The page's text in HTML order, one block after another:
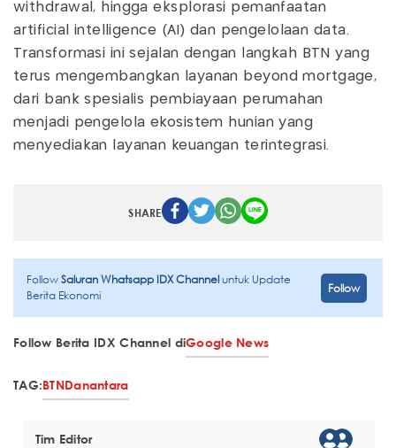
withdrawal, hingga eksplorasi pemanfaatan
artificial intelligence (AI) dan pengelolaan data.
Transformasi ini sejalan dengan langkah BTN yang
terus mengembangkan layanan beyond mortgage,
dari bank spesialis pembiayaan perumahan
menjadi pengelola ekosistem hunian yang
menyediakan layanan keuangan terintegrasi.
SHARE
FollowSaluran Whatsapp IDX Channeluntuk Update
Berita Ekonomi
Follow
Follow Berita IDX Channel diGoogle News
TAG:BTNDanantara
Tim Editor